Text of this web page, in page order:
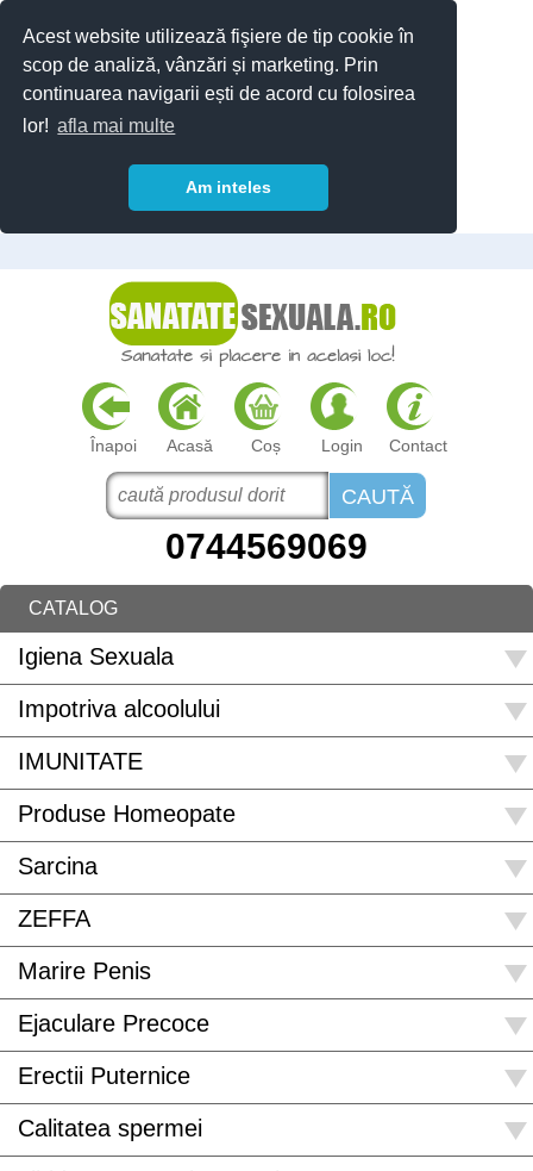
Acest website utilizează fişiere de tip cookie în
scop de analiză, vânzări și marketing. Prin
continuarea navigarii ești de acord cu folosirea
lor! afla mai multe
Am inteles
Înapoi Acasă Coș Login Contact
0744569069
CATALOG
Igiena Sexuala
Impotriva alcoolului
IMUNITATE
Produse Homeopate
Sarcina
ZEFFA
Marire Penis
Ejaculare Precoce
Erectii Puternice
Calitatea spermei